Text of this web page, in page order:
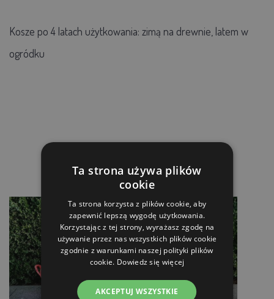
Kosze po 4 latach użytkowania: zimą na drewnie, latem w
ogródku
Ta strona używa plików
cookie
Ta strona korzysta z plików cookie, aby
zapewnić lepszą wygodę użytkowania.
Korzystając z tej strony, wyrażasz zgodę na
używanie przez nas wszystkich plików cookie
zgodnie z warunkami naszej polityki plików
cookie. Dowiedz się więcej
AKCEPTUJ WSZYSTKIE